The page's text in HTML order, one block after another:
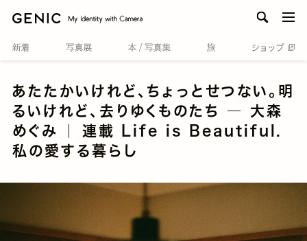
あたたかいけれど、ちょっとせつない。明
るいけれど、去りゆくものたち ― 大森
めぐみ ｜ 連載 Life is Beautiful.
私の愛する暮らし